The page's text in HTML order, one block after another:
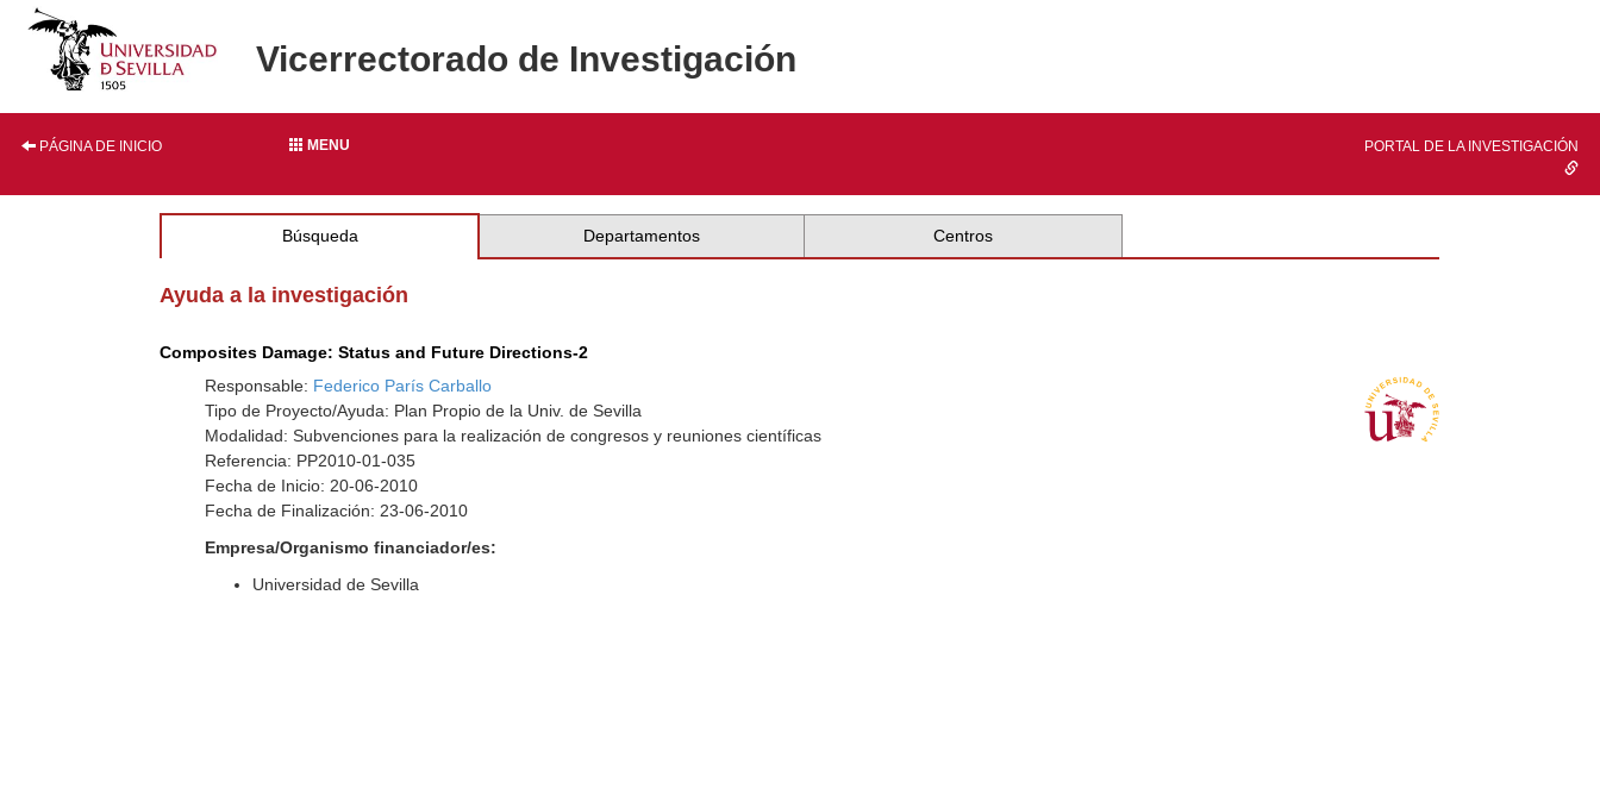
Vicerrectorado de Investigación
PÁGINA DE INICIO MENU PORTAL DE LA INVESTIGACIÓN
Búsqueda Departamentos Centros
Ayuda a la investigación
Composites Damage: Status and Future Directions-2
Responsable: Federico París Carballo
Tipo de Proyecto/Ayuda: Plan Propio de la Univ. de Sevilla
Modalidad: Subvenciones para la realización de congresos y reuniones científicas
Referencia: PP2010-01-035
Fecha de Inicio: 20-06-2010
Fecha de Finalización: 23-06-2010
Empresa/Organismo financiador/es:
Universidad de Sevilla